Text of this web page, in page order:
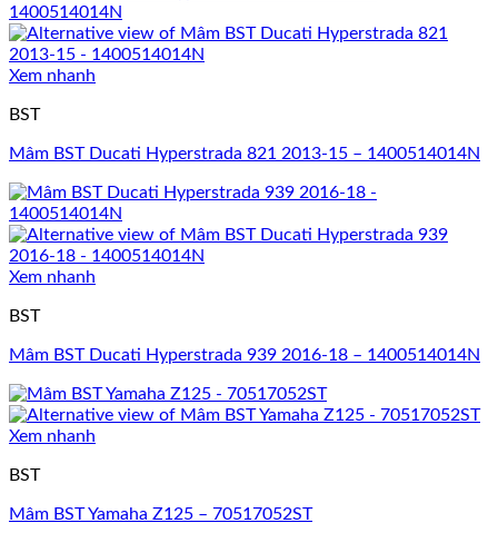
Xem nhanh
BST
Mâm BST Ducati Hyperstrada 821 2013-15 – 1400514014N
Xem nhanh
BST
Mâm BST Ducati Hyperstrada 939 2016-18 – 1400514014N
Xem nhanh
BST
Mâm BST Yamaha Z125 – 70517052ST